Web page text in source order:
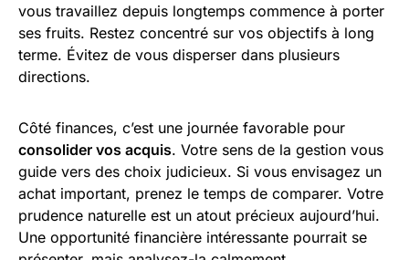
vous travaillez depuis longtemps commence à porter
ses fruits. Restez concentré sur vos objectifs à long
terme. Évitez de vous disperser dans plusieurs
directions.
Côté finances, c’est une journée favorable pour
consolider vos acquis. Votre sens de la gestion vous
guide vers des choix judicieux. Si vous envisagez un
achat important, prenez le temps de comparer. Votre
prudence naturelle est un atout précieux aujourd’hui.
Une opportunité financière intéressante pourrait se